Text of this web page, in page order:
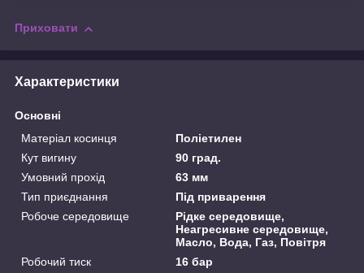
Приховати
Характеристики
Основні
Матеріал косинця
Поліетилен
Кут вигину
90 град.
Умовний прохід
63 мм
Тип приєднання
Під приварення
Робоче середовище
Рідке середовище,
Неагресивне середовище,
Масло, Вода, Газ, Повітря
Робочий тиск
16 бар